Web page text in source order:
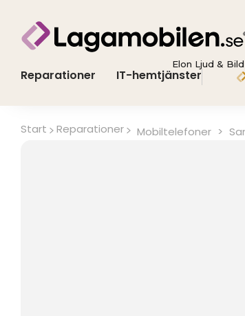
innehåll
Elon Ljud & Bild
Reparationer IT-hemtjänster
Start Reparationer Mobiltelefoner >